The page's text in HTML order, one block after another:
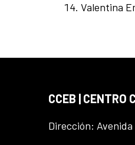
Valentina
CCEB | CENTRO
Dirección: